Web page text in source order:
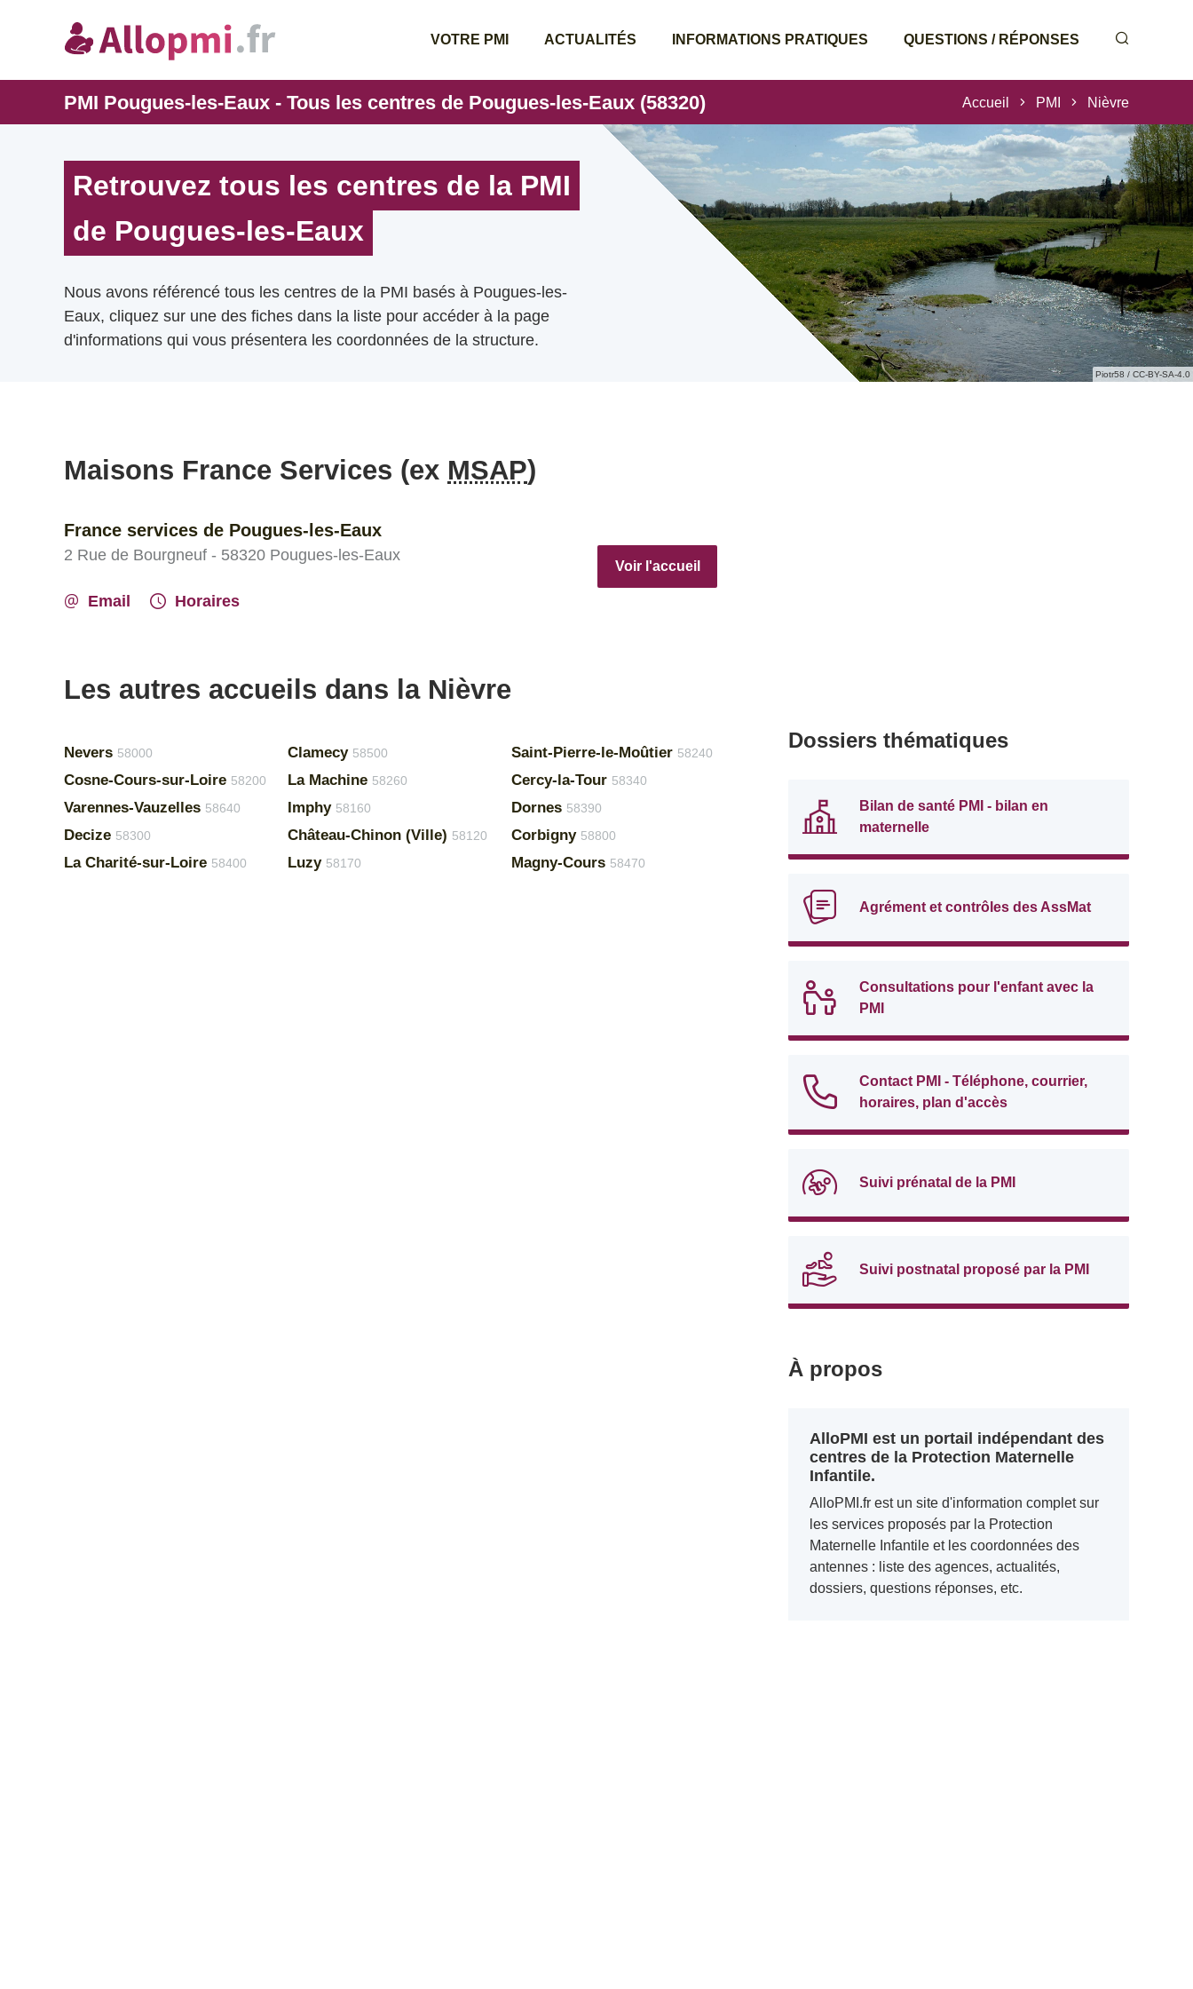
VOTRE PMI ACTUALITÉS INFORMATIONS PRATIQUES QUESTIONS / RÉPONSES
PMI Pougues-les-Eaux - Tous les centres de Pougues-les-Eaux (58320) Accueil PMI Nièvre
Piotr58 / CC-BY-SA-4.0
Retrouvez tous les centres de la PMI
de Pougues-les-Eaux
Nous avons référencé tous les centres de la PMI basés à Pougues-les-
Eaux, cliquez sur une des fiches dans la liste pour accéder à la page
d'informations qui vous présentera les coordonnées de la structure.
Maisons France Services (ex MSAP)
France services de Pougues-les-Eaux
2 Rue de Bourgneuf - 58320 Pougues-les-Eaux
Email Horaires
Voir l'accueil
Les autres accueils dans la Nièvre
Nevers 58000
Cosne-Cours-sur-Loire 58200
Varennes-Vauzelles 58640
Decize 58300
La Charité-sur-Loire 58400
Clamecy 58500
La Machine 58260
Imphy 58160
Château-Chinon (Ville) 58120
Luzy 58170
Saint-Pierre-le-Moûtier 58240
Cercy-la-Tour 58340
Dornes 58390
Corbigny 58800
Magny-Cours 58470
Dossiers thématiques
Bilan de santé PMI - bilan en
maternelle
Agrément et contrôles des AssMat
Consultations pour l'enfant avec la
PMI
Contact PMI - Téléphone, courrier,
horaires, plan d'accès
Suivi prénatal de la PMI
Suivi postnatal proposé par la PMI
À propos
AlloPMI est un portail indépendant des
centres de la Protection Maternelle
Infantile.
AlloPMI.fr est un site d'information complet sur
les services proposés par la Protection
Maternelle Infantile et les coordonnées des
antennes : liste des agences, actualités,
dossiers, questions réponses, etc.